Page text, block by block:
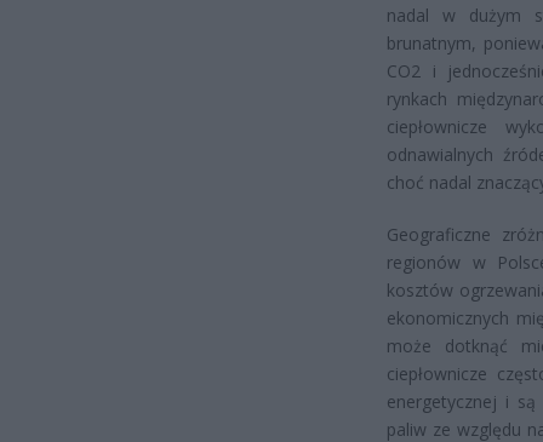
nadal w dużym
brunatnym,
CO2 i
rynkach
ciepłownicze
odnawialnych
choć nadal
Geograficzne
regionów w
kosztów
ekonomicznych
może dotknąć
ciepłownicze
energetycznej i
paliw ze względu